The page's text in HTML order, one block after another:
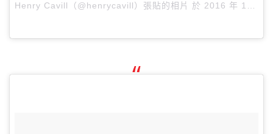
Henry Cavill（@henrycavill）張貼的相片 於 2016 年 1月 月 26 3:35下午 PST